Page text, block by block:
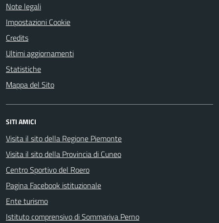
Note legali
Impostazioni Cookie
Credits
Ultimi aggiornamenti
Statistiche
Mappa del Sito
SITI AMICI
Visita il sito della Regione Piemonte
Visita il sito della Provincia di Cuneo
Centro Sportivo del Roero
Pagina Facebook istituzionale
Ente turismo
Istituto comprensivo di Sommariva Perno